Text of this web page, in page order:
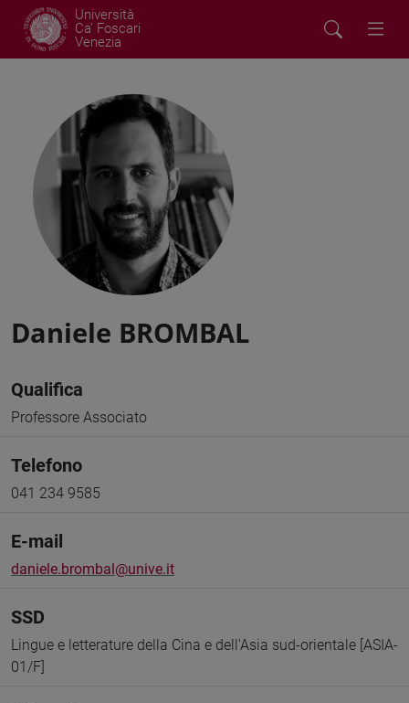
Università
Ca' Foscari
Venezia
Daniele BROMBAL
Qualifica
Professore Associato
Telefono
041 234 9585
E-mail
daniele.brombal@unive.it
SSD
Lingue e letterature della Cina e dell'Asia sud-orientale [ASIA-
01/F]